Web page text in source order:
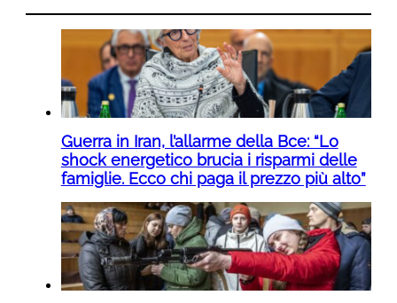
Guerra in Iran, l’allarme della Bce: “Lo
shock energetico brucia i risparmi delle
famiglie. Ecco chi paga il prezzo più alto”